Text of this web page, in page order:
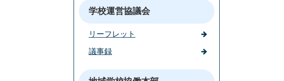
学校運営協議会
リーフレット
議事録